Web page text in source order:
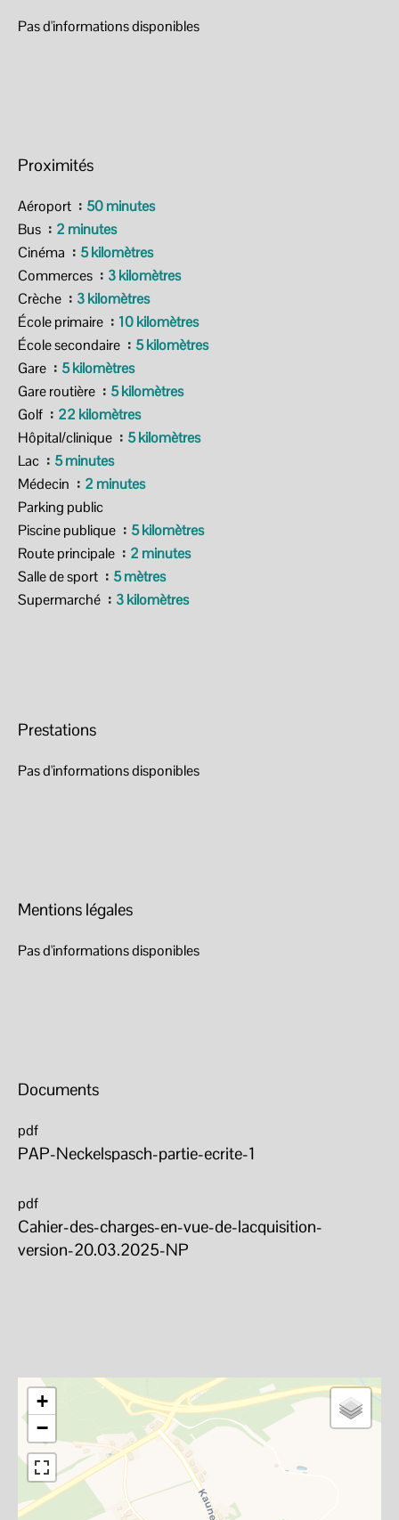
Pas d'informations disponibles
Proximités
Aéroport
50 minutes
Bus
2 minutes
Cinéma
5 kilomètres
Commerces
3 kilomètres
Crèche
3 kilomètres
École primaire
10 kilomètres
École secondaire
5 kilomètres
Gare
5 kilomètres
Gare routière
5 kilomètres
Golf
22 kilomètres
Hôpital/clinique
5 kilomètres
Lac
5 minutes
Médecin
2 minutes
Parking public
Piscine publique
5 kilomètres
Route principale
2 minutes
Salle de sport
5 mètres
Supermarché
3 kilomètres
Prestations
Pas d'informations disponibles
Mentions légales
Pas d'informations disponibles
Documents
pdf
PAP-Neckelspasch-partie-ecrite-1
pdf
Cahier-des-charges-en-vue-de-lacquisition-
version-20.03.2025-NP
+
−